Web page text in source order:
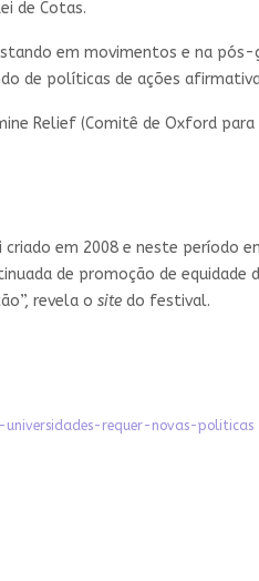
de Cotas.
em movimentos e na pós-
de políticas de ações
Relief (Comitê de Oxford
em 2008 e neste período
de promoção de
revela o site do festival.
requer-novas-politicas